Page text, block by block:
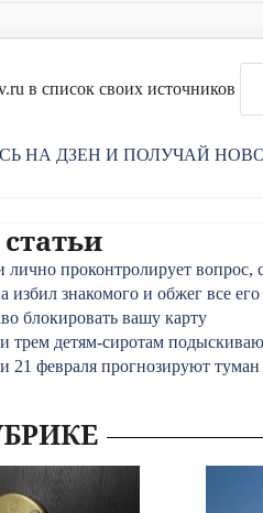
в список своих источников
НА ДЗЕН И ПОЛУЧАЙ
лично проконтролирует
знакомого и обжег все
блокировать вашу карту
трем детям-сиротам
21 февраля прогнозируют туман